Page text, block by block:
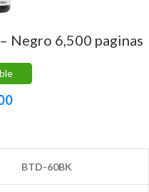
Negro 6,500 paginas
BTD-60BK